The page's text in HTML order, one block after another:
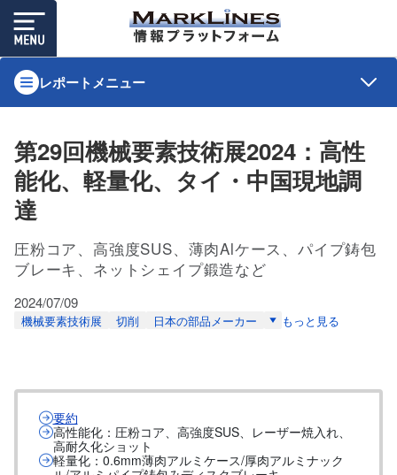
レポートメニュー
第29回機械要素技術展2024：高性
能化、軽量化、タイ・中国現地調
達
圧粉コア、高強度SUS、薄肉Alケース、パイプ鋳包
ブレーキ、ネットシェイプ鍛造など
2024/07/09
機械要素技術展 切削 日本の部品メーカー もっと見る
要約
高性能化：圧粉コア、高強度SUS、レーザー焼入れ、
高耐久化ショット
軽量化：0.6mm薄肉アルミケース/厚肉アルミナック